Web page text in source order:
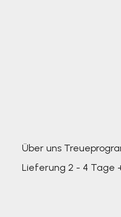
Über uns
Lieferung 2 - 4 Tage